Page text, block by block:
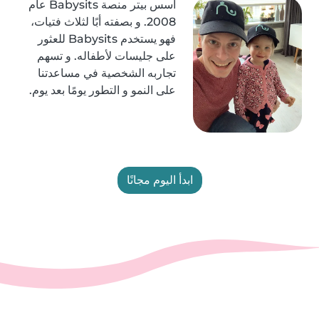
أسس بيتر منصة Babysits عام
2008. و بصفته أبًا لثلاث فتيات،
فهو يستخدم Babysits للعثور
على جليسات لأطفاله. و تسهم
تجاربه الشخصية في مساعدتنا
على النمو و التطور يومًا بعد يوم.
ابدأ اليوم مجانًا